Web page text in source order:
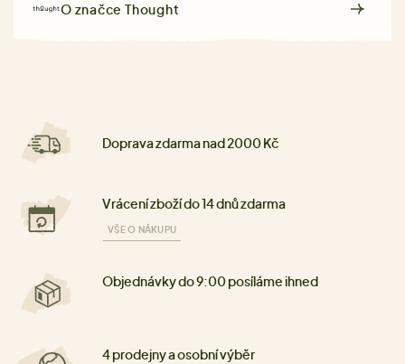
O značceThought
Doprava zdarma nad 2000 Kč
Vrácení zboží do 14 dnů zdarma
VŠE O NÁKUPU
Objednávky do 9:00 posíláme ihned
4 prodejny a osobní výběr